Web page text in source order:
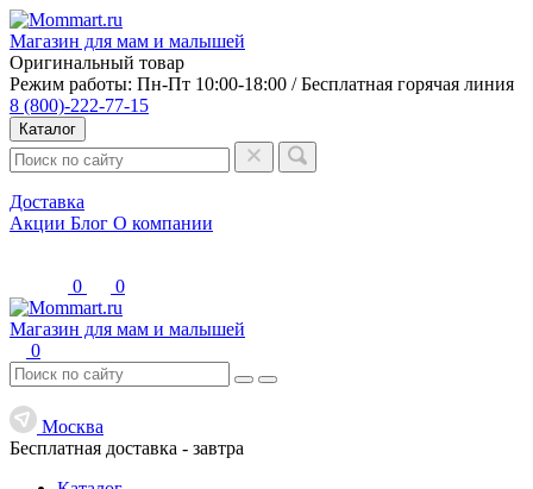
Магазин для мам и малышей
Оригинальный товар
Режим работы: Пн-Пт 10:00-18:00 / Бесплатная горячая линия
8 (800)-222-77-15
Каталог
Доставка
Акции Блог О компании
0 0
Магазин для мам и малышей
0
Москва
Бесплатная доставка - завтра